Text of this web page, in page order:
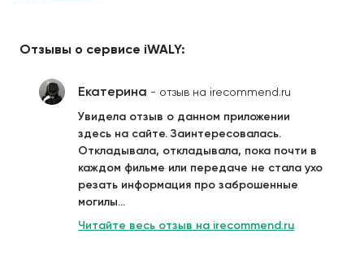
Отзывы о сервисе iWALY:
Екатерина - отзыв на irecommend.ru
Увидела отзыв о данном приложении
здесь на сайте. Заинтересовалась.
Откладывала, откладывала, пока почти в
каждом фильме или передаче не стала ухо
резать информация про заброшенные
могилы...
Читайте весь отзыв на irecommend.ru